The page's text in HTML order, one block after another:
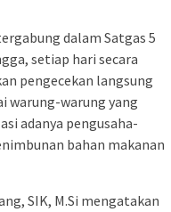
dalam Satgas 5
setiap hari secara
pengecekan langsung
warung-warung yang
adanya pengusaha-
bahan makanan
SIK, M.Si mengatakan